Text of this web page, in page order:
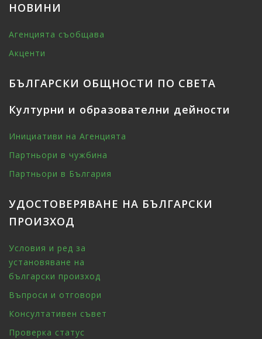
НОВИНИ
Агенцията съобщава
Акценти
БЪЛГАРСКИ ОБЩНОСТИ ПО СВЕТА
Културни и образователни дейности
Инициативи на Агенцията
Партньори в чужбина
Партньори в България
УДОСТОВЕРЯВАНЕ НА БЪЛГАРСКИ
ПРОИЗХОД
Условия и ред за
установяване на
български произход
Въпроси и отговори
Консултативен съвет
Проверка статус